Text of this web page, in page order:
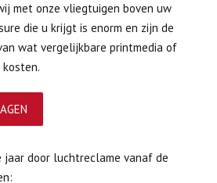
met onze vliegtuigen boven uw
die u krijgt is enorm en zijn de
wat vergelijkbare printmedia of
door luchtreclame vanaf de